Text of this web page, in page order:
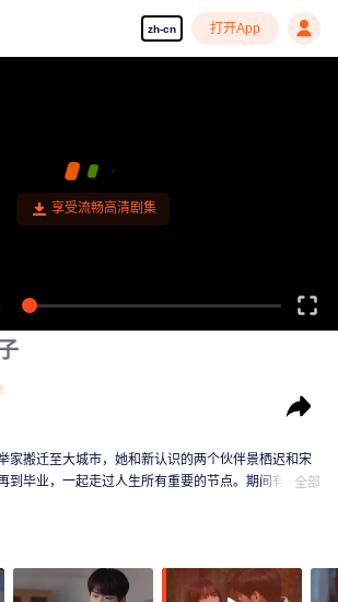
zh-cn 打开App
享受流畅高清剧集
家搬迁至大城市，她和新认识的两个伙伴景栖迟和宋
到毕业，一起走过人生所有重要的节点。期间有读
走过成长的阵痛，从懵懂的少年人成长为融入这个社
长为一个和高中时代所幻想的完全不同但也足够好的
他们始终陪伴在彼此身边，从未走散。
全部